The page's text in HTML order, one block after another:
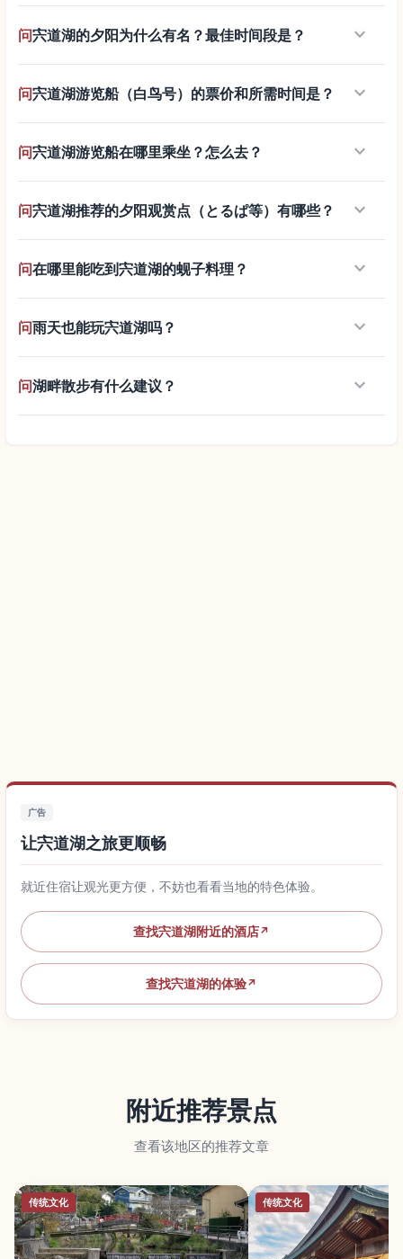
问宍道湖的夕阳为什么有名？最佳时间段是？ keyboard_arrow_down
问宍道湖游览船（白鸟号）的票价和所需时间是？ keyboard_arrow_down
问宍道湖游览船在哪里乘坐？怎么去？ keyboard_arrow_down
问宍道湖推荐的夕阳观赏点（とるぱ等）有哪些？ keyboard_arrow_down
问在哪里能吃到宍道湖的蚬子料理？ keyboard_arrow_down
问雨天也能玩宍道湖吗？ keyboard_arrow_down
问湖畔散步有什么建议？ keyboard_arrow_down
广告
让宍道湖之旅更顺畅
就近住宿让观光更方便，不妨也看看当地的特色体验。
查找宍道湖附近的酒店↗
查找宍道湖的体验↗
附近推荐景点
查看该地区的推荐文章
传统文化 传统文化